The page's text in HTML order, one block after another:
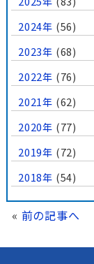
2024年 (56)
2023年 (68)
2022年 (76)
2021年 (62)
2020年 (77)
2019年 (72)
2018年 (54)
« 前の記事へ